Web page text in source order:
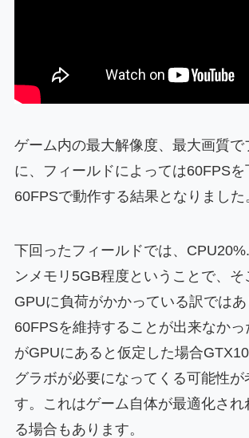
ゲーム内の最大解像度、最大画質で
に、フィールドによっては60FPSを
60FPSで動作する結果となりました
下回ったフィールドでは、
ンメモリ5GB程度ということで、そ
GPUに負荷がかかっている訳ではあ
60FPSを維持することが出来なかっ
がGPUにあると仮定した場合
グラボが必要になってくる可能性が
す。これはゲーム自体が最適化され
る場合もあります。